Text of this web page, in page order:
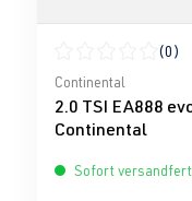
Durchschnittliche
(0)
Continental
2.0 TSI EA888
Continental
Sofort